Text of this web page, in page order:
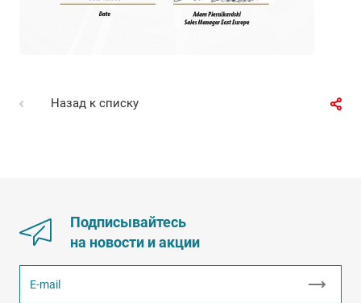
Назад к списку
Подписывайтесь
на новости и акции